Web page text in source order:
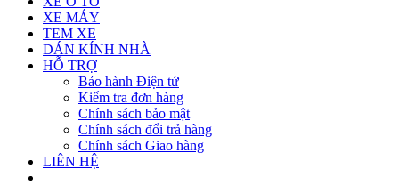
XE MÁY
TEM XE
DÁN KÍNH NHÀ
HỖ TRỢ
Bảo hành Điện tử
Kiểm tra đơn hàng
Chính sách bảo mật
Chính sách đổi trả hàng
Chính sách Giao hàng
LIÊN HỆ